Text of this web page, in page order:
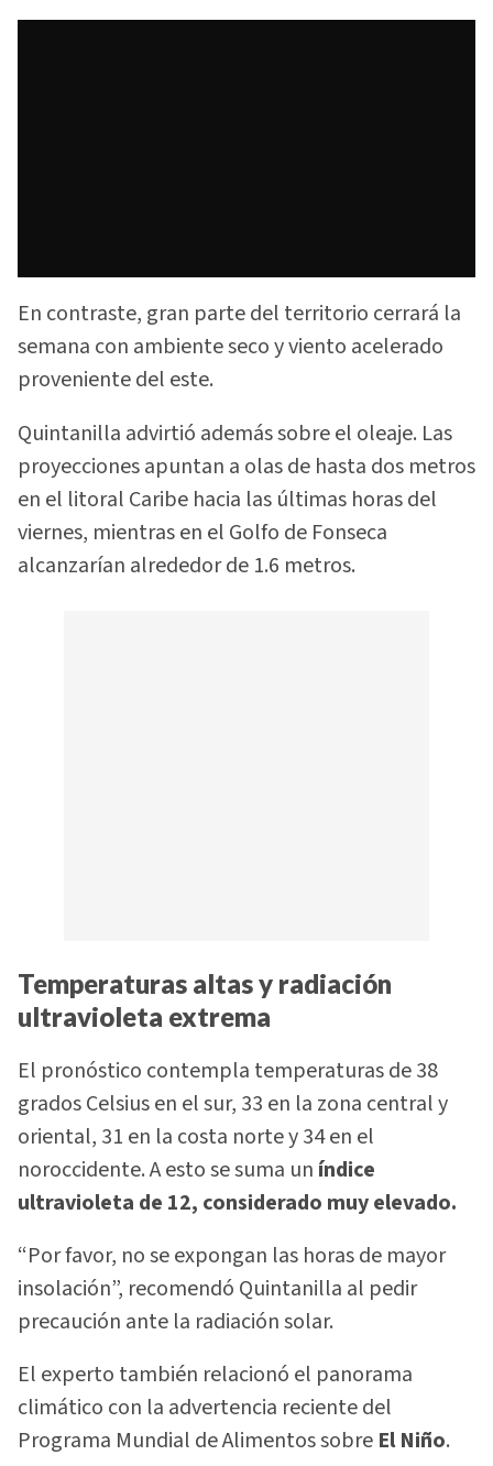
En contraste, gran parte del territorio cerrará la
semana con ambiente seco y viento acelerado
proveniente del este.
Quintanilla advirtió además sobre el oleaje. Las
proyecciones apuntan a olas de hasta dos metros
en el litoral Caribe hacia las últimas horas del
viernes, mientras en el Golfo de Fonseca
alcanzarían alrededor de 1.6 metros.
Temperaturas altas y radiación
ultravioleta extrema
El pronóstico contempla temperaturas de 38
grados Celsius en el sur, 33 en la zona central y
oriental, 31 en la costa norte y 34 en el
noroccidente. A esto se suma un índice
ultravioleta de 12, considerado muy elevado.
“Por favor, no se expongan las horas de mayor
insolación”, recomendó Quintanilla al pedir
precaución ante la radiación solar.
El experto también relacionó el panorama
climático con la advertencia reciente del
Programa Mundial de Alimentos sobre El Niño.